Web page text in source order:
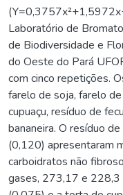
Laboratório de
de Biodiversidade e
do Oeste do Pará
com cinco repetições.
farelo de soja, farelo
cupuaçu, resíduo de
bananeira. O resíduo
(0,120) apresentaram
carboidratos não
gases, 273,17 e 228,3